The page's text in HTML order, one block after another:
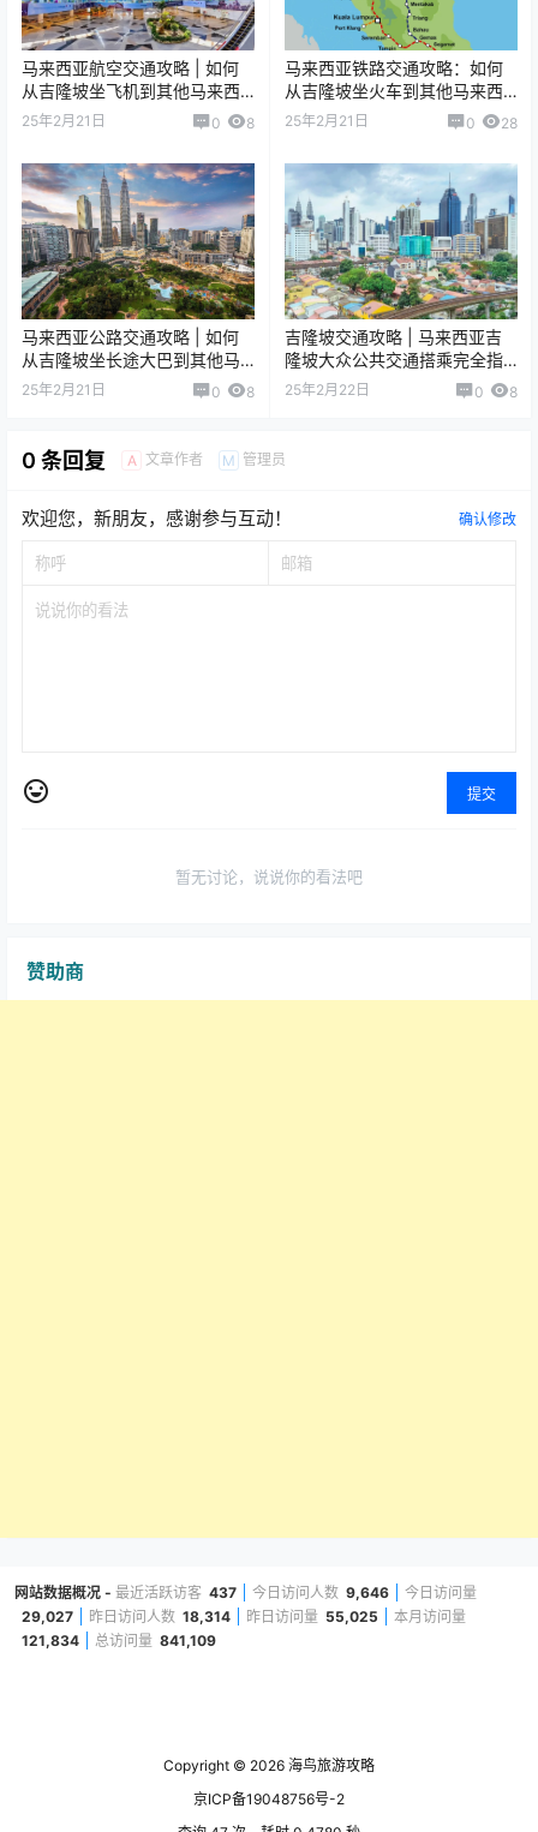
马来西亚航空交通攻略 | 如何
从吉隆坡坐飞机到其他马来西
亚城市
25年2月21日 0 8
马来西亚铁路交通攻略：如何
从吉隆坡坐火车到其他马来西
亚城市
25年2月21日 0 28
马来西亚公路交通攻略 | 如何
从吉隆坡坐长途大巴到其他马
来西亚城市
25年2月21日 0 8
吉隆坡交通攻略 | 马来西亚吉
隆坡大众公共交通搭乘完全指
南
25年2月22日 0 8
0 条回复 A 文章作者 M 管理员
欢迎您，新朋友，感谢参与互动！ 确认修改
提交
暂无讨论，说说你的看法吧
赞助商
网站数据概况 - 最近活跃访客 437 今日访问人数 9,646
今日访问量
29,027
昨日访问人数 18,314 昨日访问量 55,025
本月访问量
121,834
总访问量 841,109
Copyright © 2026 海鸟旅游攻略
京ICP备19048756号-2